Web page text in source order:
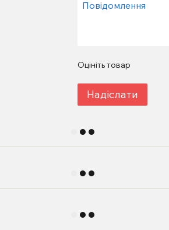
Оцініть товар
Надіслати